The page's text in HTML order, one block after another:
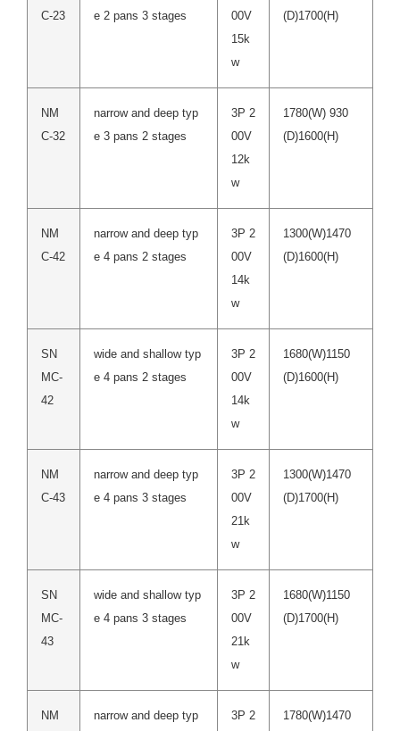
C-23
e 2 pans 3 stages
00V
15k
w
(D)1700(H)
NM
C-32
narrow and deep typ
e 3 pans 2 stages
3P 2
00V
12k
w
1780(W) 930
(D)1600(H)
NM
C-42
narrow and deep typ
e 4 pans 2 stages
3P 2
00V
14k
w
1300(W)1470
(D)1600(H)
SN
MC-
42
wide and shallow typ
e 4 pans 2 stages
3P 2
00V
14k
w
1680(W)1150
(D)1600(H)
NM
C-43
narrow and deep typ
e 4 pans 3 stages
3P 2
00V
21k
w
1300(W)1470
(D)1700(H)
SN
MC-
43
wide and shallow typ
e 4 pans 3 stages
3P 2
00V
21k
w
1680(W)1150
(D)1700(H)
NM
narrow and deep typ
3P 2
1780(W)1470